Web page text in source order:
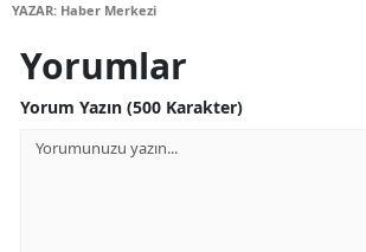
YAZAR: Haber Merkezi
Yorumlar
Yorum Yazın (500 Karakter)